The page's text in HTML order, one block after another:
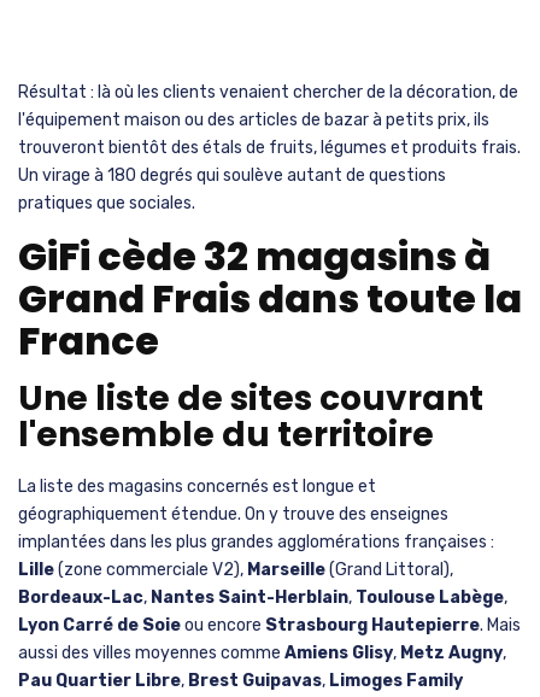
Résultat : là où les clients venaient chercher de la décoration, de
l'équipement maison ou des articles de bazar à petits prix, ils
trouveront bientôt des étals de fruits, légumes et produits frais.
Un virage à 180 degrés qui soulève autant de questions
pratiques que sociales.
GiFi cède 32 magasins à
Grand Frais dans toute la
France
Une liste de sites couvrant
l'ensemble du territoire
La liste des magasins concernés est longue et
géographiquement étendue. On y trouve des enseignes
implantées dans les plus grandes agglomérations françaises :
Lille(zone commerciale V2), Marseille(Grand Littoral),
Bordeaux-Lac, Nantes Saint-Herblain, Toulouse Labège,
Lyon Carré de Soieou encore Strasbourg Hautepierre. Mais
aussi des villes moyennes comme Amiens Glisy, Metz Augny,
Pau Quartier Libre, Brest Guipavas, Limoges Family